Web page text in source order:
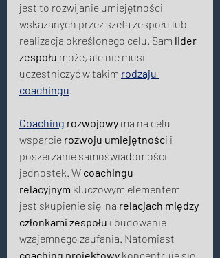
jest to rozwijanie umiejętności
wskazanych przez szefa zespołu lub
realizacja określonego celu. Sam lider
zespołu może, ale nie musi
uczestniczyć w takim rodzaju
coachingu.
Coaching rozwojowy ma na celu
wsparcie rozwoju umiejętności i
poszerzanie samoświadomości
jednostek. W coachingu
relacyjnym kluczowym elementem
jest skupienie się  na relacjach między
członkami zespołu i budowanie
wzajemnego zaufania. Natomiast
coaching projektowy koncentruje się